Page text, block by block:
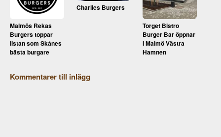
Malmös Rekas
Burgers toppar
listan som Skånes
bästa burgare
Charlies Burgers
Torget Bistro
Burger Bar öppnar
i Malmö Västra
Hamnen
Kommentarer till inlägg